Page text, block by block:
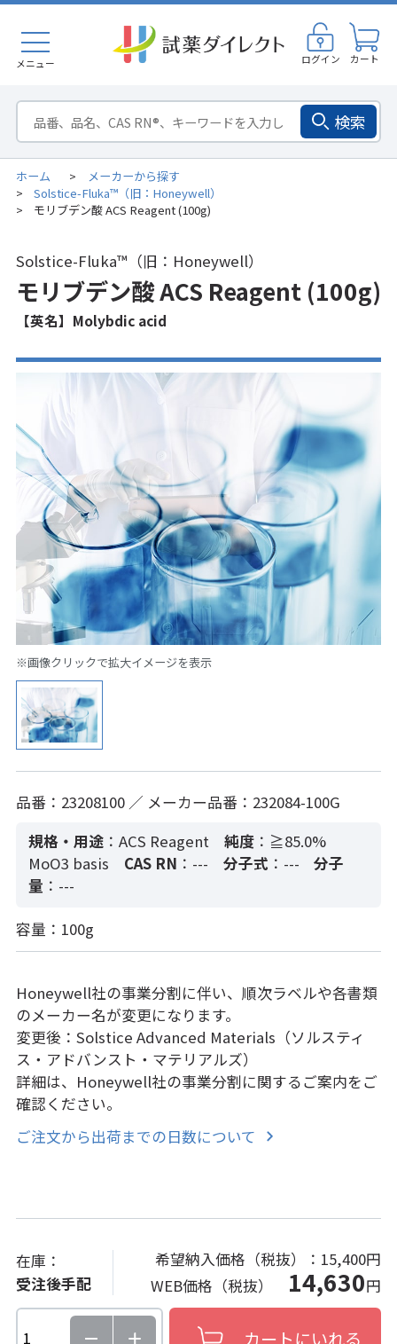
メニュー ログイン カート
検索
ホーム > メーカーから探す
> Solstice-Fluka™（旧：Honeywell）
> モリブデン酸 ACS Reagent (100g)
Solstice-Fluka™（旧：Honeywell）
モリブデン酸 ACS Reagent (100g)
【英名】Molybdic acid
※画像クリックで拡大イメージを表示
品番：23208100 ／ メーカー品番：232084-100G
規格・用途 ：ACS Reagent 純度：≧85.0%
MoO3 basis
CAS RN ：--- 分子式 ：---
分子
量 ：---
容量：100g
Honeywell社の事業分割に伴い、順次ラベルや各書類
のメーカー名が変更になります。
変更後：Solstice Advanced Materials（ソルスティ
ス・アドバンスト・マテリアルズ）
詳細は、Honeywell社の事業分割に関するご案内をご
確認ください。
ご注文から出荷までの日数について
在庫：
受注後手配
希望納入価格（税抜）： 15,400円
WEB価格（税抜） 14,630円